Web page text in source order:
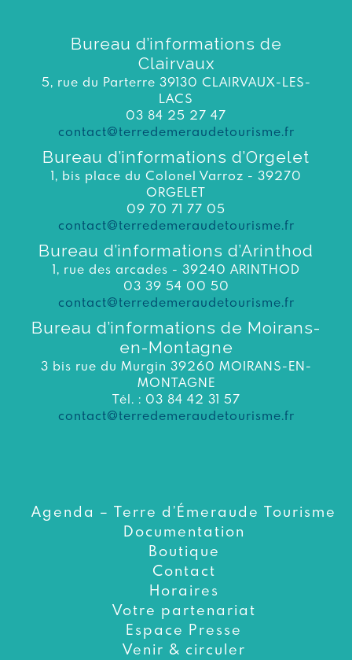
Bureau d’informations de
Clairvaux
5, rue du Parterre 39130 CLAIRVAUX-LES-
LACS
03 84 25 27 47
contact@terredemeraudetourisme.fr
Bureau d’informations d’Orgelet
1, bis place du Colonel Varroz - 39270
ORGELET
09 70 71 77 05
contact@terredemeraudetourisme.fr
Bureau d’informations d’Arinthod
1, rue des arcades - 39240 ARINTHOD
03 39 54 00 50
contact@terredemeraudetourisme.fr
Bureau d’informations de Moirans-
en-Montagne
3 bis rue du Murgin 39260 MOIRANS-EN-
MONTAGNE
Tél. : 03 84 42 31 57
contact@terredemeraudetourisme.fr
Agenda – Terre d’Émeraude Tourisme
Documentation
Boutique
Contact
Horaires
Votre partenariat
Espace Presse
Venir & circuler